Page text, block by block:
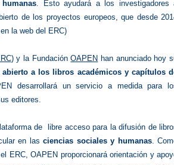
. Esto ayudará a los investigadores
de los proyectos europeos, que desde
en la web del ERC)
) y la FundaciónOAPEN han anunciado hoy
abierto a los libros académicos y capítulos
desarrollará un servicio a medida para
editores.
de libre acceso para la difusión de
en lasciencias sociales y humanas.
ERC, OAPEN proporcionará orientación y